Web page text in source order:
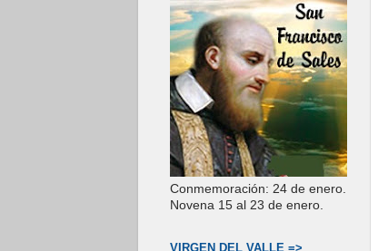
Conmemoración: 24 de enero.
Novena 15 al 23 de enero.
VIRGEN DEL VALLE =>